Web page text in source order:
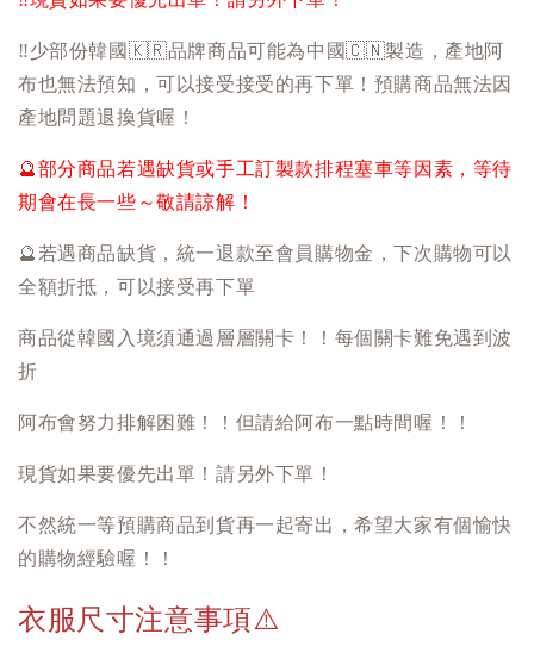
‼️少部份韓國 🇰🇷品牌商品可能為中國🇨🇳製造，產地阿
布也無法預知，可以接受接受的再下單！預購商品無法因
產地問題退換貨喔！
🔮部分商品若遇缺貨或手工訂製款排程塞車等因素，等待
期會在長一些～敬請諒解！
🔮 若遇商品缺貨，統一退款至會員購物金，下次購物可以
全額折抵，可以接受再下單
商品從韓國入境須通過層層關卡！！每個關卡難免遇到波
折
阿布會努力排解困難！！但請給阿布一點時間喔！！
現貨如果要優先出單！請另外下單！
不然統一等預購商品到貨再一起寄出，希望大家有個愉快
的購物經驗喔！！
衣服尺寸注意事項⚠️